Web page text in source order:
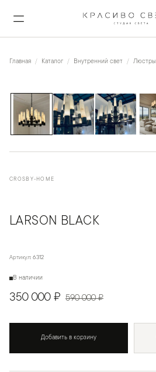
Главная Каталог Внутренний свет Люстры
CROSBY-HOME
LARSON BLACK
Артикул: 6312
В наличии
350 000 ₽ 590 000 ₽
Добавить в корзину